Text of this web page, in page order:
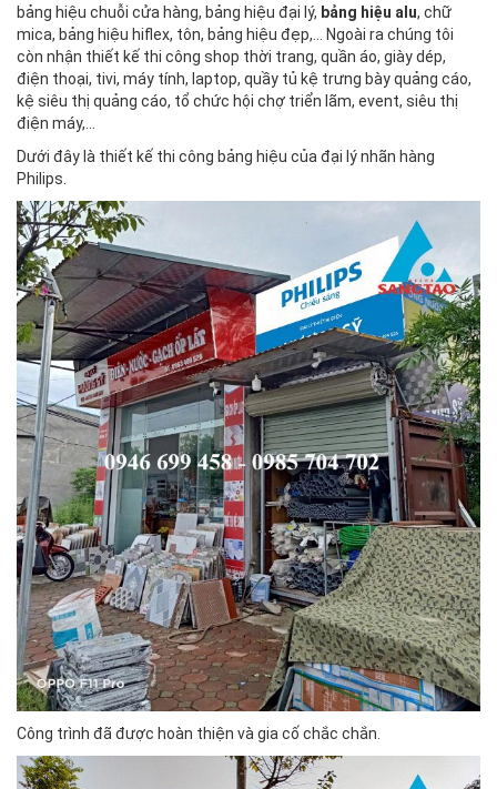
bảng hiệu chuỗi cửa hàng, bảng hiệu đại lý, bảng hiệu alu, chữ
mica, bảng hiệu hiflex, tôn, bảng hiệu đẹp,... Ngoài ra chúng tôi
còn nhận thiết kế thi công shop thời trang, quần áo, giày dép,
điện thoại, tivi, máy tính, laptop, quầy tủ kệ trưng bày quảng cáo,
kệ siêu thị quảng cáo, tổ chức hội chợ triển lãm, event, siêu thị
điện máy,...
Dưới đây là thiết kế thi công bảng hiệu của đại lý nhãn hàng
Philips.
Công trình đã được hoàn thiện và gia cố chắc chắn.